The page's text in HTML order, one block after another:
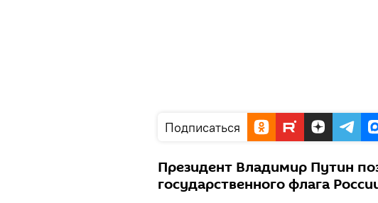
Подписаться
Президент Владимир Путин
государственного флага